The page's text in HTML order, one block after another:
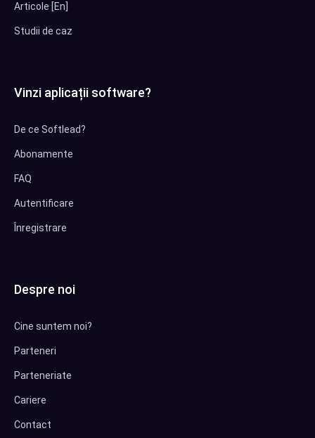
Articole [En]
Studii de caz
Vinzi aplicații software?
De ce Softlead?
Abonamente
FAQ
Autentificare
Înregistrare
Despre noi
Cine suntem noi?
Parteneri
Parteneriate
Cariere
Contact